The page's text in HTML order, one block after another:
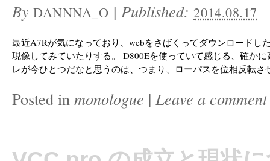
By DANNNA_O |Published:2014.08.17
最近A7Rが気になっており、webをさばくってダウンロードし
現像してみていたりする。 D800Eを使っていて感じる、確か
レが今ひとつだなと思うのは、つまり、ローパスを位相反転
Posted in monologue | Leave a comment